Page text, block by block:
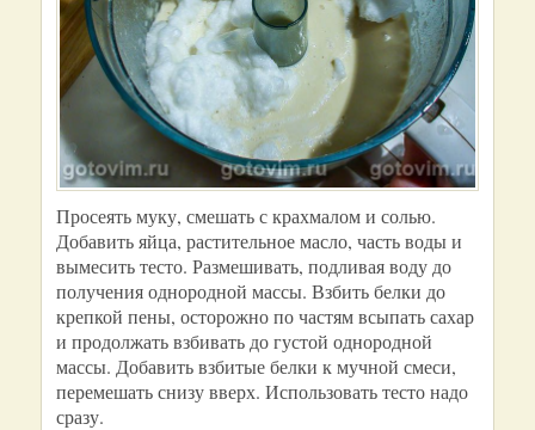
Просеять муку, смешать с крахмалом и солью.
Добавить яйца, растительное масло, часть воды и
вымесить тесто. Размешивать, подливая воду до
получения однородной массы. Взбить белки до
крепкой пены, осторожно по частям всыпать сахар
и продолжать взбивать до густой однородной
массы. Добавить взбитые белки к мучной смеси,
перемешать снизу вверх. Использовать тесто надо
сразу.